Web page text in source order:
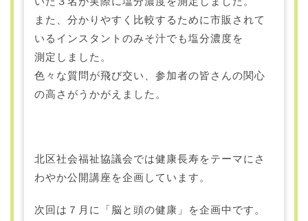
また、分かりやすく比較するために市販されて
いるインスタントのみそ汁でも塩分濃度を
測定しました。
色々な質問が飛び交い、参加者の皆さんの関心
の高さがうかがえました。
北区社会福祉協議会では健康長寿をテーマにさ
わやか公開講座を企画しています。
次回は７月に「脳と頭の健康」を企画中です。